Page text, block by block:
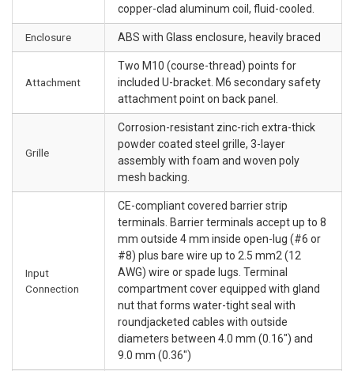
copper-clad aluminum coil, fluid-cooled.
Enclosure ABS with Glass enclosure, heavily braced
Attachment
Two M10 (course-thread) points for
included U-bracket. M6 secondary safety
attachment point on back panel.
Grille
Corrosion-resistant zinc-rich extra-thick
powder coated steel grille, 3-layer
assembly with foam and woven poly
mesh backing.
Input
Connection
CE-compliant covered barrier strip
terminals. Barrier terminals accept up to 8
mm outside 4 mm inside open-lug (#6 or
#8) plus bare wire up to 2.5 mm2 (12
AWG) wire or spade lugs. Terminal
compartment cover equipped with gland
nut that forms water-tight seal with
roundjacketed cables with outside
diameters between 4.0 mm (0.16") and
9.0 mm (0.36")